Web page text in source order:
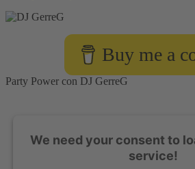
vivo
meglio?
Buy me a
Party Power con DJ GerreG
We need your consent to
service!